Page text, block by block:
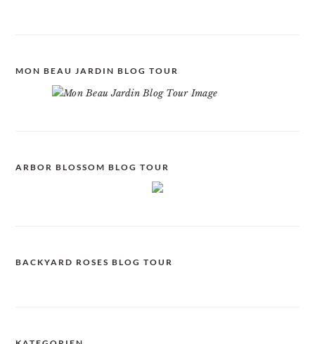
MON BEAU JARDIN BLOG TOUR
ARBOR BLOSSOM BLOG TOUR
BACKYARD ROSES BLOG TOUR